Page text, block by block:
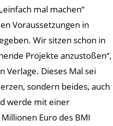
mal machen“
Voraussetzungen in
Wir sitzen schon in
Projekte anzustoßen“,
Verlage. Dieses Mal sei
sondern beides, auch
werde mit einer
Euro des BMI